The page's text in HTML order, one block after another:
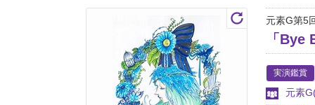
元素G第5
「
実演鑑賞
元素